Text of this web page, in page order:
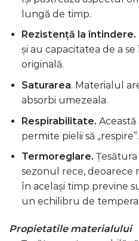
lungă de timp.
Rezistență la întindere.
și au capacitatea de a
originală.
Saturarea. Materialul
absorbi umezeala.
Respirabilitate.
permite pielii să „respire”.
Termoreglare.
sezonul rece, deoarece
în același timp previne
un echilibru de
Propietatile materialului